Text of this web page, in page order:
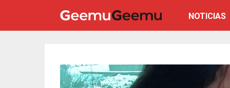
NOTICIAS